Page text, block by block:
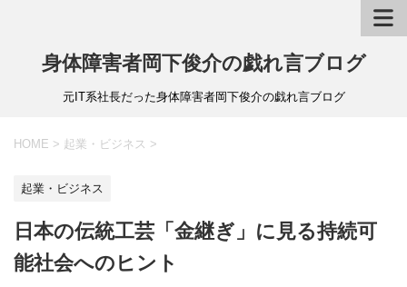
身体障害者岡下俊介の戯れ言ブログ
元IT系社長だった身体障害者岡下俊介の戯れ言ブログ
HOME > 起業・ビジネス >
起業・ビジネス
日本の伝統工芸「金継ぎ」に見る持続可
能社会へのヒント